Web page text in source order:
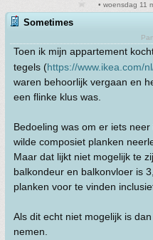
• woensdag 11
Sometimes
Toen ik mijn appartement
tegels (https://www.ikea.com/
waren behoorlijk vergaan en
een flinke klus was.
Bedoeling was om er iets
wilde composiet planken
Maar dat lijkt niet mogelijk te
balkondeur en balkonvloer is
planken voor te vinden
Als dit echt niet mogelijk is
nemen.